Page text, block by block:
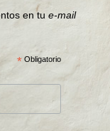
en tu e-mail
* Obligatorio